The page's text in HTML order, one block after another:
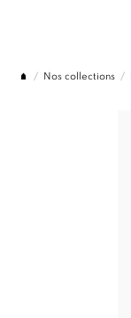
Nos collections